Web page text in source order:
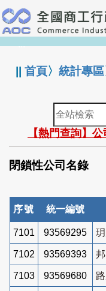
跳
到
主
要
:::
||首頁〉統計專區
全
站
檢
索
【熱門查詢】
閉鎖性公司名錄
序號 統一編號
7101 93569295
7102 93569393
7103 93569680